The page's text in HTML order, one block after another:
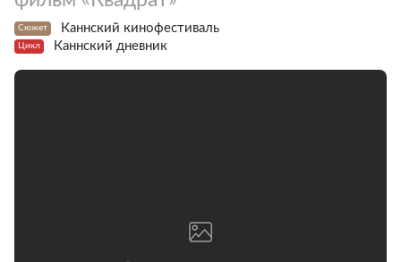
Сюжет Каннский кинофестиваль
Цикл Каннский дневник